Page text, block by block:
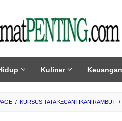
Kuliner Keuangan
/ KURSUS TATA KECANTIKAN RAMBUT /